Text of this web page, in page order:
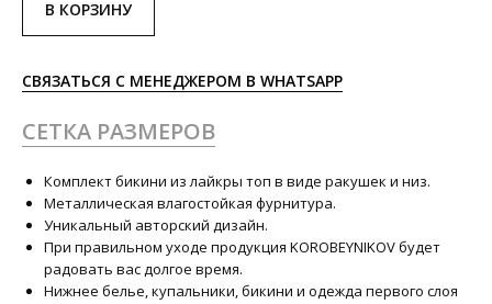
В КОРЗИНУ
СВЯЗАТЬСЯ С МЕНЕДЖЕРОМ В WHATSAPP
СЕТКА РАЗМЕРОВ
Комплект бикини из лайкры топ в виде ракушек и низ.
Металлическая влагостойкая фурнитура.
Уникальный авторский дизайн.
При правильном уходе продукция KOROBEYNIKOV будет
радовать вас долгое время.
Нижнее белье, купальники, бикини и одежда первого слоя